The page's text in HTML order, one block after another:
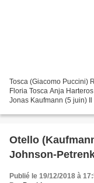
Tosca (Giacomo Puccini)
Floria Tosca Anja
Jonas Kaufmann (5 juin)
Otello
Johnson-
Publié le 19/12/2018 à